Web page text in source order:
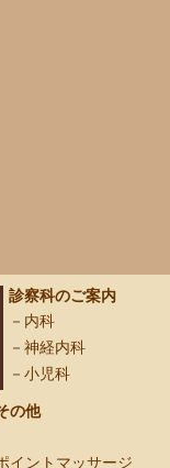
診察科のご案内
内科
神経内科
小児科
の他
イントマッサージ